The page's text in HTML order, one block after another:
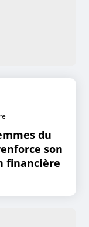
du
son
financière